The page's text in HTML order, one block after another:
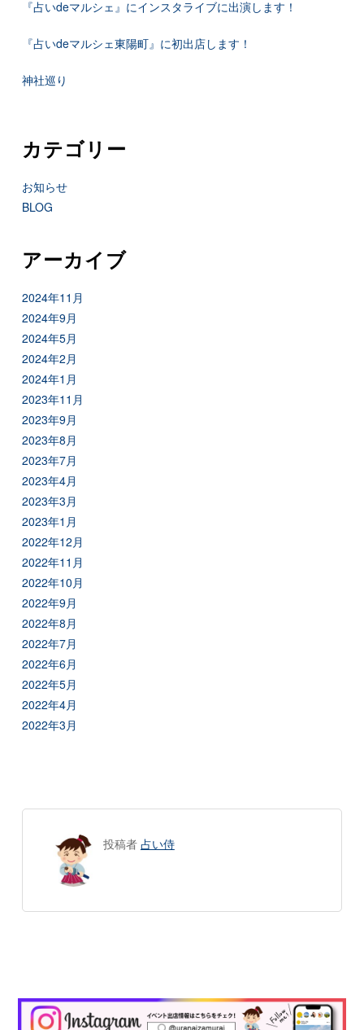
『占いdeマルシェ』にインスタライブに出演します！
『占いdeマルシェ東陽町』に初出店します！
神社巡り
カテゴリー
お知らせ
BLOG
アーカイブ
2024年11月
2024年9月
2024年5月
2024年2月
2024年1月
2023年11月
2023年9月
2023年8月
2023年7月
2023年4月
2023年3月
2023年1月
2022年12月
2022年11月
2022年10月
2022年9月
2022年8月
2022年7月
2022年6月
2022年5月
2022年4月
2022年3月
投稿者 占い侍